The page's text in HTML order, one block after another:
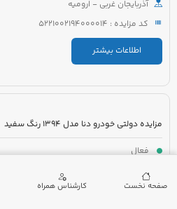
آذربایجان غربی - ارومیه
کد مزایده : 5221002194000014
اطلاعات بیشتر
مزایده دولتی خودرو دنا مدل 1394 رنگ سفید
فعال
آذربایجان غربی - ارومیه
کد مزایده : 5221002194000009
صفحه نخست کارشناس همراه